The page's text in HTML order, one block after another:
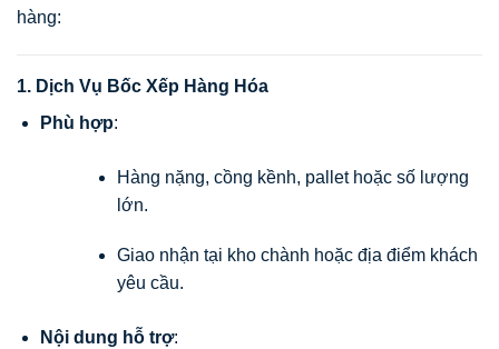
hàng:
1. Dịch Vụ Bốc Xếp Hàng Hóa
Phù hợp:
Hàng nặng, cồng kềnh, pallet hoặc số lượng
lớn.
Giao nhận tại kho chành hoặc địa điểm khách
yêu cầu.
Nội dung hỗ trợ: